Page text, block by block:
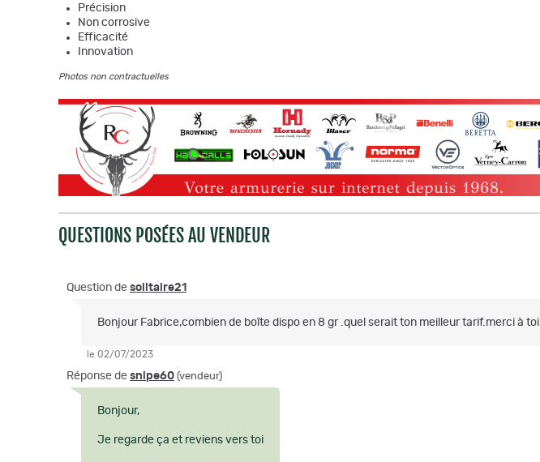
Précision
Non corrosive
Efficacité
Innovation
Photos non contractuelles
QUESTIONS POSÉES AU VENDEUR
Question de solitaire21
Bonjour Fabrice,combien de boîte dispo en 8 gr .quel serait ton meilleur tarif.merci à toi
le 02/07/2023
Réponse de snipe60 (vendeur)
Bonjour,
Je regarde ça et reviens vers toi